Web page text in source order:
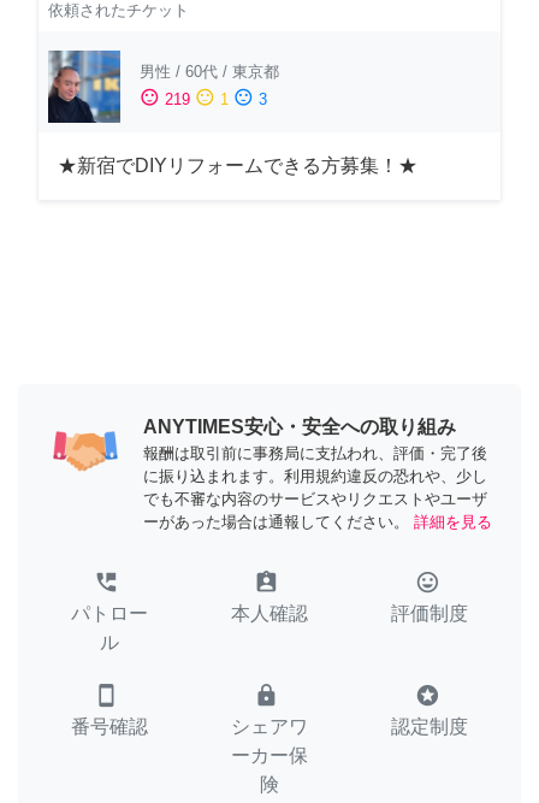
依頼されたチケット
男性 / 60代 / 東京都
sentiment_satisfied 219 sentiment_neutral 1 sentiment_dissatisfied 3
★新宿でDIYリフォームできる方募集！★
ANYTIMES安心・安全への取り組み
報酬は取引前に事務局に支払われ、評価・完了後
に振り込まれます。利用規約違反の恐れや、少し
でも不審な内容のサービスやリクエストやユーザ
ーがあった場合は通報してください。
詳細を見る
perm_phone_msg
パトロー
ル
assignment_ind
本人確認
tag_faces
評価制度
smartphone
番号確認
lock
シェアワ
ーカー保
険
stars
認定制度